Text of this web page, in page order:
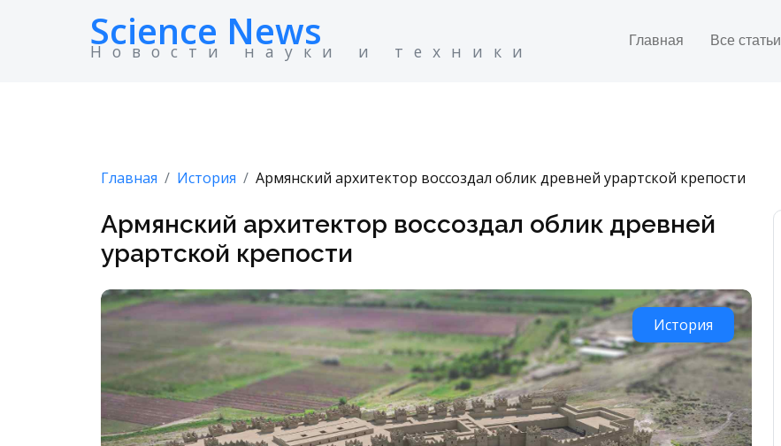
Science News
Новости науки и техники
Главная Все статьи
Главная История Армянский архитектор воссоздал облик древней урартской крепости
Армянский архитектор воссоздал облик древней
урартской крепости
История